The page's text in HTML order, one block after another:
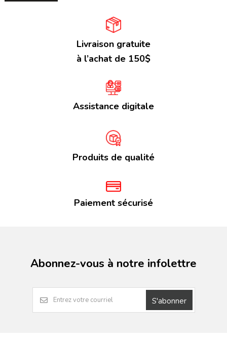
Livraison gratuite
à l’achat de 150$
Assistance digitale
Produits de qualité
Paiement sécurisé
Abonnez-vous à notre infolettre
S'abonner